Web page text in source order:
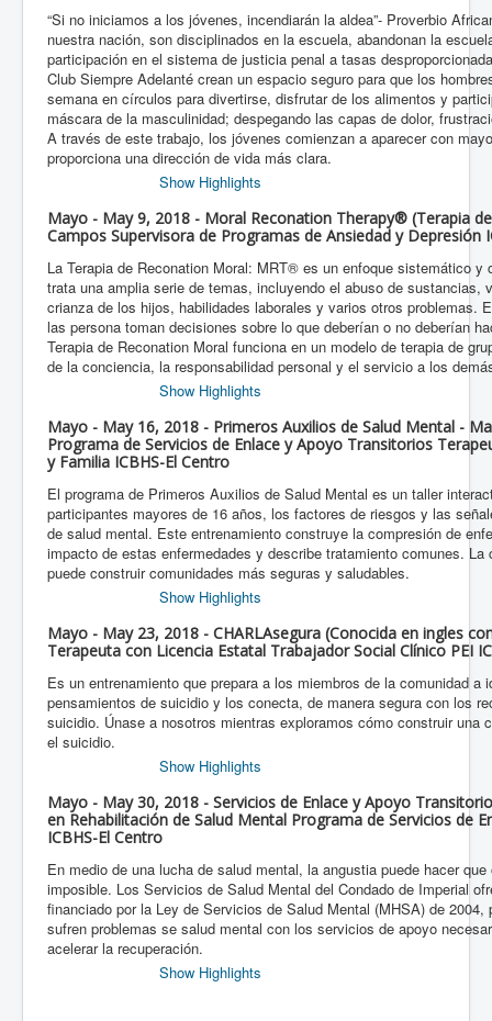
“Si no iniciamos a los jóvenes, incendiarán la aldea”- Proverbio
nuestra nación, son disciplinados en la escuela, abandonan la
participación en el sistema de justicia penal a tasas
Club Siempre Adelanté crean un espacio seguro para que los
semana en círculos para divertirse, disfrutar de los alimentos y
máscara de la masculinidad; despegando las capas de dolor,
A través de este trabajo, los jóvenes comienzan a aparecer con
proporciona una dirección de vida más clara.
Show Highlights
Mayo - May 9, 2018 - Moral Reconation Therapy® (Terapia
Campos Supervisora de Programas de Ansiedad y Depresión
La Terapia de Reconation Moral: MRT® es un enfoque sistemático y
trata una amplia serie de temas, incluyendo el abuso de sustancias,
crianza de los hijos, habilidades laborales y varios otros problemas.
las persona toman decisiones sobre lo que deberían o no deberían
Terapia de Reconation Moral funciona en un modelo de terapia de
de la conciencia, la responsabilidad personal y el servicio a los
Show Highlights
Mayo - May 16, 2018 - Primeros Auxilios de Salud Mental -
Programa de Servicios de Enlace y Apoyo Transitorios
y Familia ICBHS-El Centro
El programa de Primeros Auxilios de Salud Mental es un taller
participantes mayores de 16 años, los factores de riesgos y las
de salud mental. Este entrenamiento construye la compresión de
impacto de estas enfermedades y describe tratamiento comunes. La
puede construir comunidades más seguras y saludables.
Show Highlights
Mayo - May 23, 2018 - CHARLAsegura (Conocida en ingles
Terapeuta con Licencia Estatal Trabajador Social Clínico PEI
Es un entrenamiento que prepara a los miembros de la comunidad a
pensamientos de suicidio y los conecta, de manera segura con los
suicidio. Únase a nosotros mientras exploramos cómo construir una
el suicidio.
Show Highlights
Mayo - May 30, 2018 - Servicios de Enlace y Apoyo
en Rehabilitación de Salud Mental Programa de Servicios de
ICBHS-El Centro
En medio de una lucha de salud mental, la angustia puede hacer
imposible. Los Servicios de Salud Mental del Condado de Imperial
financiado por la Ley de Servicios de Salud Mental (MHSA) de
sufren problemas se salud mental con los servicios de apoyo
acelerar la recuperación.
Show Highlights